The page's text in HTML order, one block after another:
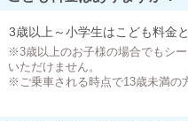
3歳以上～小学生はこども料金と
※3歳以上のお子様の場合でもシ
いただけません。
※ご乗車される時点で13歳未満の